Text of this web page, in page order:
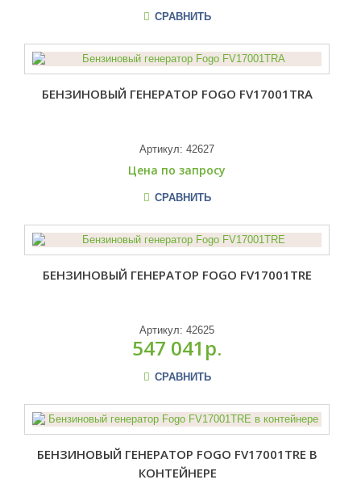
СРАВНИТЬ
БЕНЗИНОВЫЙ ГЕНЕРАТОР FOGO FV17001TRA
Артикул:42627
Цена по запросу
СРАВНИТЬ
БЕНЗИНОВЫЙ ГЕНЕРАТОР FOGO FV17001TRE
Артикул:42625
547 041р.
СРАВНИТЬ
БЕНЗИНОВЫЙ ГЕНЕРАТОР FOGO FV17001TRE В
КОНТЕЙНЕРЕ